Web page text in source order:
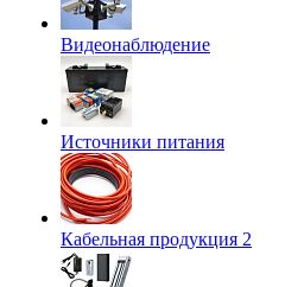
Видеонаблюдение
Источники питания
Кабельная продукция 2